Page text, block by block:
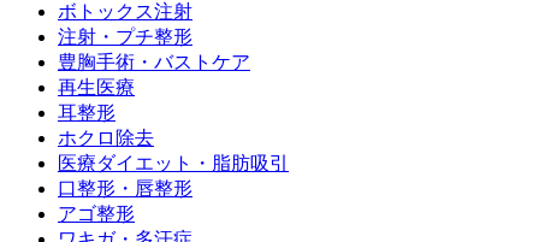
ボトックス注射
注射・プチ整形
豊胸手術・バストケア
再生医療
耳整形
ホクロ除去
医療ダイエット・脂肪吸引
口整形・唇整形
アゴ整形